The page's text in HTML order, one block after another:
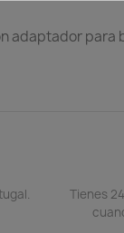
adaptador para
Tienes